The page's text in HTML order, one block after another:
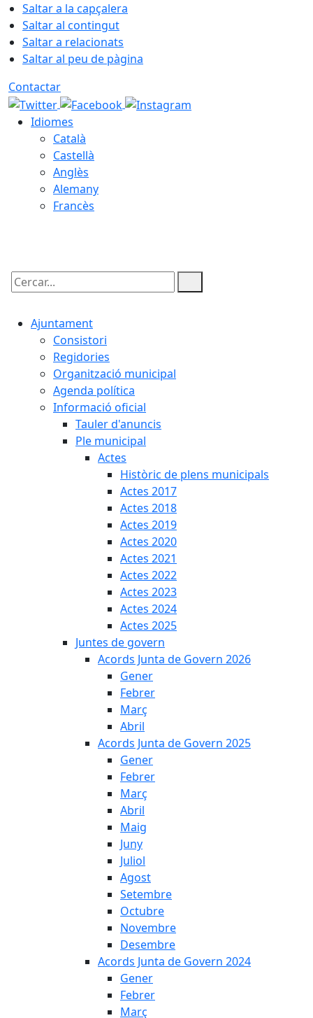
Saltar a la capçalera
Saltar al contingut
Saltar a relacionats
Saltar al peu de pàgina
Contactar
Idiomes
Català
Castellà
Anglès
Alemany
Francès
Cercar:
Ajuntament
Consistori
Regidories
Organització municipal
Agenda política
Informació oficial
Tauler d'anuncis
Ple municipal
Actes
Històric de plens municipals
Actes 2017
Actes 2018
Actes 2019
Actes 2020
Actes 2021
Actes 2022
Actes 2023
Actes 2024
Actes 2025
Juntes de govern
Acords Junta de Govern 2026
Gener
Febrer
Març
Abril
Acords Junta de Govern 2025
Gener
Febrer
Març
Abril
Maig
Juny
Juliol
Agost
Setembre
Octubre
Novembre
Desembre
Acords Junta de Govern 2024
Gener
Febrer
Març